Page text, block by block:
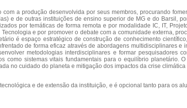
a produção desenvolvida por seus membros, procurando
e de outras instituições de ensino superior de MG e do Barsil,
por temáticas de forma remota e por modalidade IC, IT,
e por promover o debate com a comunidade externa,
é espaço estratégico de construção de conhecimento
de forma eficaz através de abordagens multidisciplinares
metodologias interdisciplinares e formar pesquisadores
como sistemas vitais fundamentais para o equilíbrio planetário.
no cuidado do planeta e mitigação dos impactos da crise
e de extensão da instituição, e é opcional tanto para os